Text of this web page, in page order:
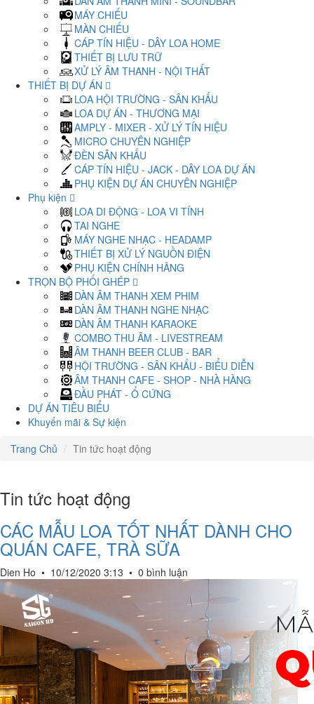
MÁY CHIẾU
MÀN CHIẾU
CÁP TÍN HIỆU - DÂY LOA HOME
THIẾT BỊ LƯU TRỮ
XỬ LÝ ÂM THANH - NỘI THẤT
THIẾT BỊ DỰ ÁN
LOA HỘI TRƯỜNG - SÂN KHẤU
LOA DỰ ÁN - THƯƠNG MẠI
AMPLY - MIXER - XỬ LÝ TÍN HIỆU
MICRO CHUYÊN NGHIỆP
ĐÈN SÂN KHẤU
CÁP TÍN HIỆU - JACK - DÂY LOA DỰ ÁN
PHỤ KIỆN DỰ ÁN CHUYÊN NGHIỆP
Phụ kiện
LOA DI ĐỘNG - LOA VI TÍNH
TAI NGHE
MÁY NGHE NHẠC - HEADAMP
THIẾT BỊ XỬ LÝ NGUỒN ĐIỆN
PHỤ KIỆN CHÍNH HÃNG
TRỌN BỘ PHỐI GHÉP
DÀN ÂM THANH XEM PHIM
DÀN ÂM THANH NGHE NHẠC
DÀN ÂM THANH KARAOKE
COMBO THU ÂM - LIVESTREAM
ÂM THANH BEER CLUB - BAR
HỘI TRƯỜNG - SÂN KHẤU - BIỂU DIỄN
ÂM THANH CAFE - SHOP - NHÀ HÀNG
ĐẦU PHÁT - Ổ CỨNG
DỰ ÁN TIÊU BIỂU
Khuyến mãi & Sự kiện
Trang Chủ
Tin tức hoạt động
Tin tức hoạt động
CÁC MẪU LOA TỐT NHẤT DÀNH CHO
QUÁN CAFE, TRÀ SỮA
Dien Ho • 10/12/2020 3:13 • 0 bình luận